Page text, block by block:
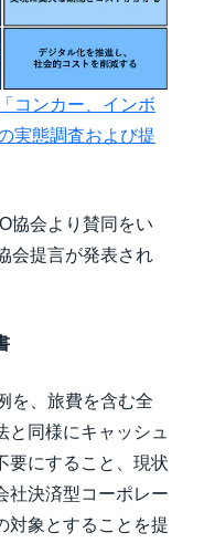
「コンカー、インボ
実態調査および提
協会より賛同をい
会提言が発表され
を、旅費を含む全
同様にキャッシュ
要にすること、現状
社決済型コーポレー
対象とすることを提